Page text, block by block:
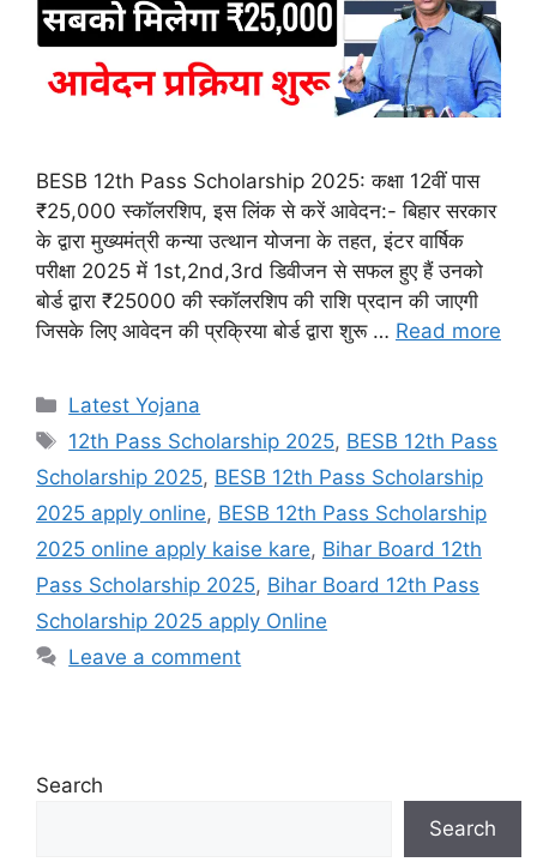
BESB 12th Pass Scholarship 2025: कक्षा 12वीं पास
₹25,000 स्कॉलरशिप, इस लिंक से करें आवेदन:- बिहार सरकार
के द्वारा मुख्यमंत्री कन्या उत्थान योजना के तहत, इंटर वार्षिक
परीक्षा 2025 में 1st,2nd,3rd डिवीजन से सफल हुए हैं उनको
बोर्ड द्वारा ₹25000 की स्कॉलरशिप की राशि प्रदान की जाएगी
जिसके लिए आवेदन की प्रक्रिया बोर्ड द्वारा शुरू … Read more
Categories
Latest Yojana
Tags
12th Pass Scholarship 2025, BESB 12th Pass
Scholarship 2025, BESB 12th Pass Scholarship
2025 apply online, BESB 12th Pass Scholarship
2025 online apply kaise kare, Bihar Board 12th
Pass Scholarship 2025, Bihar Board 12th Pass
Scholarship 2025 apply Online
Leave a comment
Search
Search